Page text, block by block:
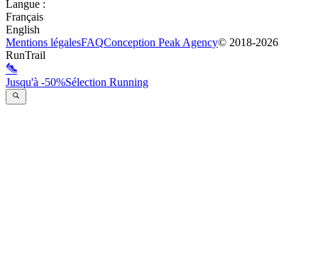
Langue :
Français
English
Mentions légalesFAQConception Peak Agency© 2018-2026
RunTrail
Jusqu'à -50%Sélection Running